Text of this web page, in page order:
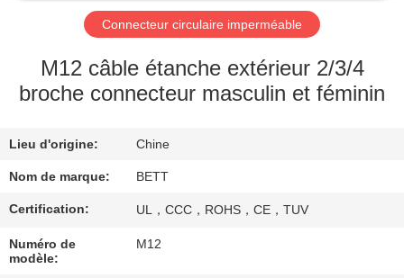
VISITE
D'USINE
CONTRÔLE
DE
QUALITÉ
PLAN
Connecteur circulaire imperméable
M12 câble étanche extérieur 2/3/4
broche connecteur masculin et féminin
Lieu d'origine: Chine
Nom de marque: BETT
Certification: UL，CCC，ROHS，CE，TUV
Numéro de
modèle:
M12